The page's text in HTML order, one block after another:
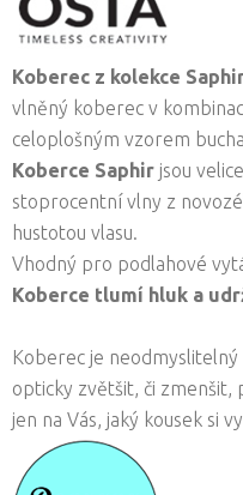
Koberec z kolekce
vlněný koberec v
celoplošným vzorem
Koberce Saphir jsou
stoprocentní vlny z
hustotou vlasu.
Vhodný pro podlahové
Koberce tlumí hluk a
Koberec je
opticky zvětšit, či
jen na Vás, jaký kousek si